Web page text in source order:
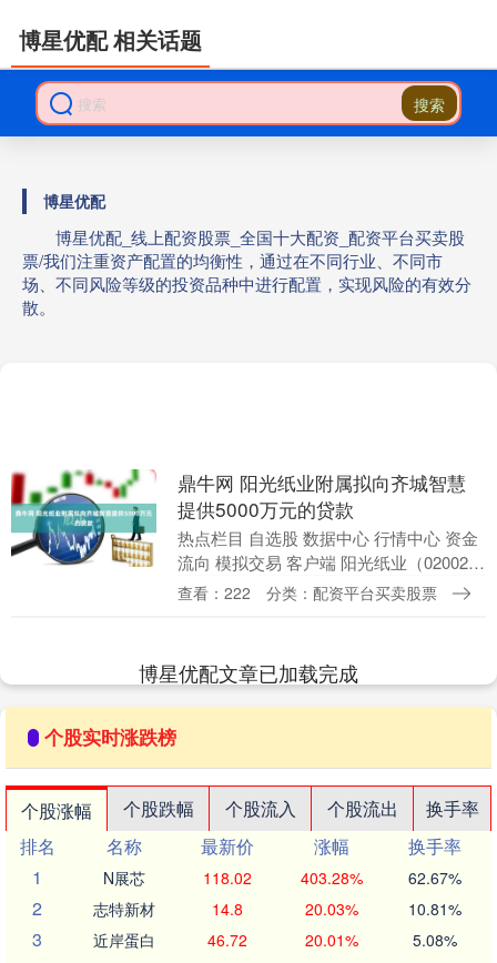
搜索
博星优配
博星优配_线上配资股票_全国十大配资_配资平台买卖股
票/我们注重资产配置的均衡性，通过在不同行业、不同市
场、不同风险等级的投资品种中进行配置，实现风险的有效分
散。
博星优配 相关话题
鼎牛网 阳光纸业附属拟向齐城智慧
提供5000万元的贷款
热点栏目 自选股 数据中心 行情中心 资金
流向 模拟交易 客户端 阳光纸业（02002）
公布，于2025年11月18日，世纪阳光（公
查看：222 分类：配资平台买卖股票
博星优配文章已加载完成
个股实时涨跌榜
个股涨幅 个股跌幅 个股流入 个股流出
换手率
排名
名称 最新价 涨幅
换手率
1
N展芯 118.02 403.28% 62.67%
2 志特新材 14.8 20.03% 10.81%
3 近岸蛋白 46.72 20.01% 5.08%